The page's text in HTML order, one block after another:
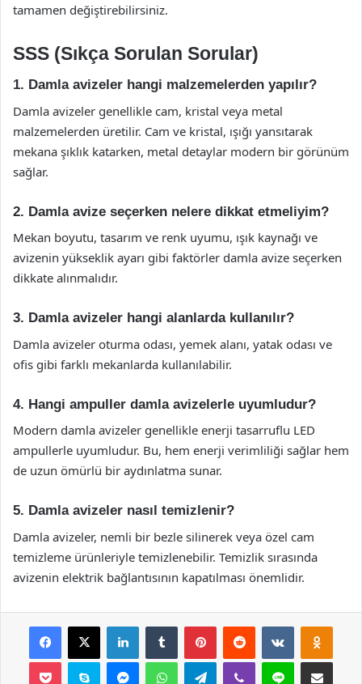
tamamen değiştirebilirsiniz.
SSS (Sıkça Sorulan Sorular)
1. Damla avizeler hangi malzemelerden yapılır?
Damla avizeler genellikle cam, kristal veya metal
malzemelerden üretilir. Cam ve kristal, ışığı yansıtarak
mekana şıklık katarken, metal detaylar modern bir görünüm
sağlar.
2. Damla avize seçerken nelere dikkat etmeliyim?
Mekan boyutu, tasarım ve renk uyumu, ışık kaynağı ve
avizenin yükseklik ayarı gibi faktörler damla avize seçerken
dikkate alınmalıdır.
3. Damla avizeler hangi alanlarda kullanılır?
Damla avizeler oturma odası, yemek alanı, yatak odası ve
ofis gibi farklı mekanlarda kullanılabilir.
4. Hangi ampuller damla avizelerle uyumludur?
Modern damla avizeler genellikle enerji tasarruflu LED
ampullerle uyumludur. Bu, hem enerji verimliliği sağlar hem
de uzun ömürlü bir aydınlatma sunar.
5. Damla avizeler nasıl temizlenir?
Damla avizeler, nemli bir bezle silinerek veya özel cam
temizleme ürünleriyle temizlenebilir. Temizlik sırasında
avizenin elektrik bağlantısının kapatılması önemlidir.
Facebook
X LinkedInTumblr PinterestReddit VKontakte
Pocket Skype MessengerWhatsAppTelegramViber Line E-Posta ile